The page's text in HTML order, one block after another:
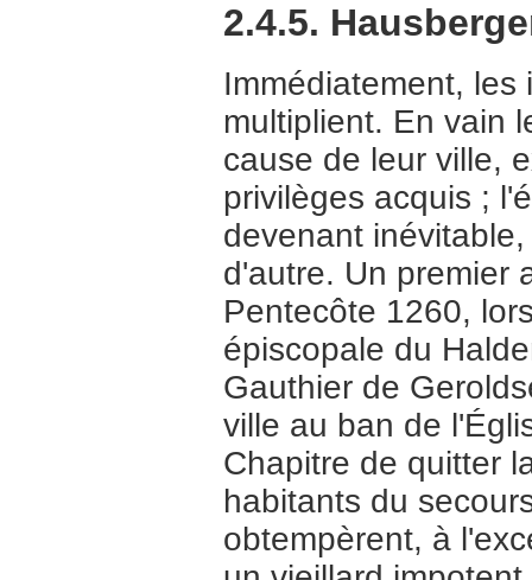
2.4.5.
Immédiatement, les
multiplient. En vain
cause de leur ville,
privilèges acquis ;
devenant
d'autre. Un premier
Pentecôte 1260,
épiscopale du
Gauthier de
ville au ban de
Chapitre de quitter
habitants du
obtempèrent, à